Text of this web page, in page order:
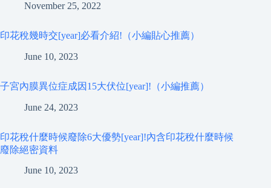
November 25, 2022
印花稅幾時交[year]必看介紹!（小編貼心推薦）
June 10, 2023
子宮內膜異位症成因15大伏位[year]!（小編推薦）
June 24, 2023
印花稅什麼時候廢除6大優勢[year]!內含印花稅什麼時候
廢除絕密資料
June 10, 2023